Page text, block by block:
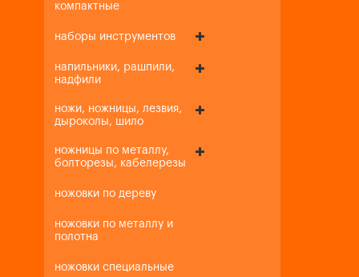
компактные
наборы инструментов
напильники, рашпили,
надфили
ножи, ножницы, лезвия,
дыроколы, шило
ножницы по металлу,
болторезы, кабелерезы
ножовки по дереву
ножовки по металлу и
полотна
ножовки специальные